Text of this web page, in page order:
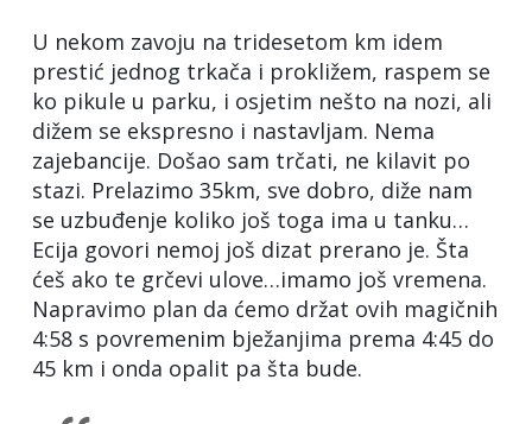
U nekom zavoju na tridesetom km idem
prestić jednog trkača i prokližem, raspem se
ko pikule u parku, i osjetim nešto na nozi, ali
dižem se ekspresno i nastavljam. Nema
zajebancije. Došao sam trčati, ne kilavit po
stazi. Prelazimo 35km, sve dobro, diže nam
se uzbuđenje koliko još toga ima u tanku…
Ecija govori nemoj još dizat prerano je. Šta
ćeš ako te grčevi ulove…imamo još vremena.
Napravimo plan da ćemo držat ovih magičnih
4:58 s povremenim bježanjima prema 4:45 do
45 km i onda opalit pa šta bude.